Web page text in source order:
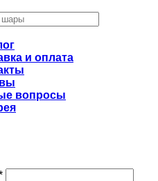
и оплата
вопросы